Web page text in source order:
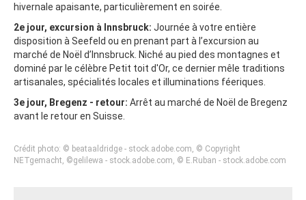
hivernale apaisante, particulièrement en soirée.
2e jour, excursion à Innsbruck: Journée à votre entière
disposition à Seefeld ou en prenant part à l’excursion au
marché de Noël d’Innsbruck. Niché au pied des montagnes et
dominé par le célèbre Petit toit d'Or, ce dernier mêle traditions
artisanales, spécialités locales et illuminations féeriques.
3e jour, Bregenz - retour: Arrêt au marché de Noël de Bregenz
avant le retour en Suisse.
Crédit photo: © beataaldridge - stock.adobe.com, © Copyright
NETgemacht, ©gelilewa - stock.adobe.com, © E.Ruban - stock.adobe.com